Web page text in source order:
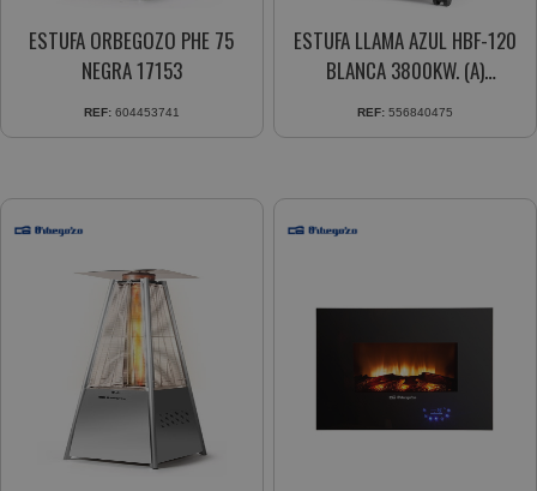
ESTUFA ORBEGOZO PHE 75
NEGRA 17153
REF: 604453741
ESTUFA LLAMA AZUL HBF-120
BLANCA 3800KW. (A)
SIST.SEGUR.
REF: 556840475